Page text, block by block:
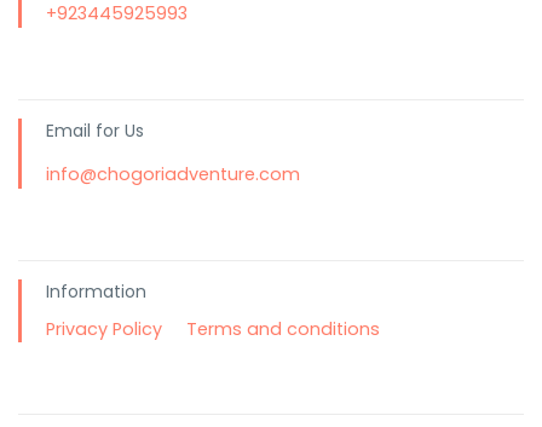
+923445925993
Email for Us
info@chogoriadventure.com
Information
Privacy Policy
Terms and conditions